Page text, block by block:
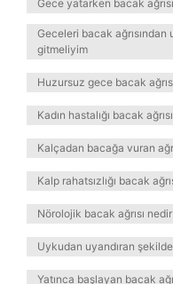
Gece yatarken bacak
Geceleri bacak
gitmeliyim
Huzursuz gece bacak
Kadın hastalığı bacak
Kalçadan bacağa vuran
Kalp rahatsızlığı bacak
Nörolojik bacak ağrısı nedir
Uykudan uyandıran
Yatınca başlayan bacak